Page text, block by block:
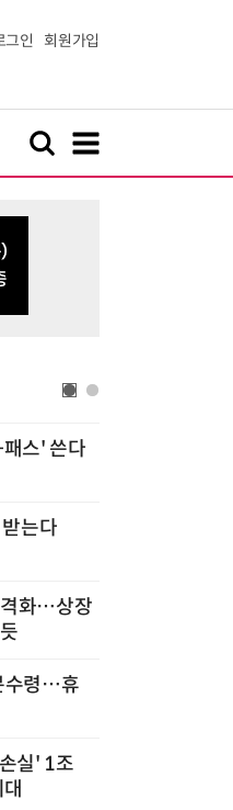
그인 회원가입
스' 쓴다
는다
격화…상장
수령…휴
실' 1조